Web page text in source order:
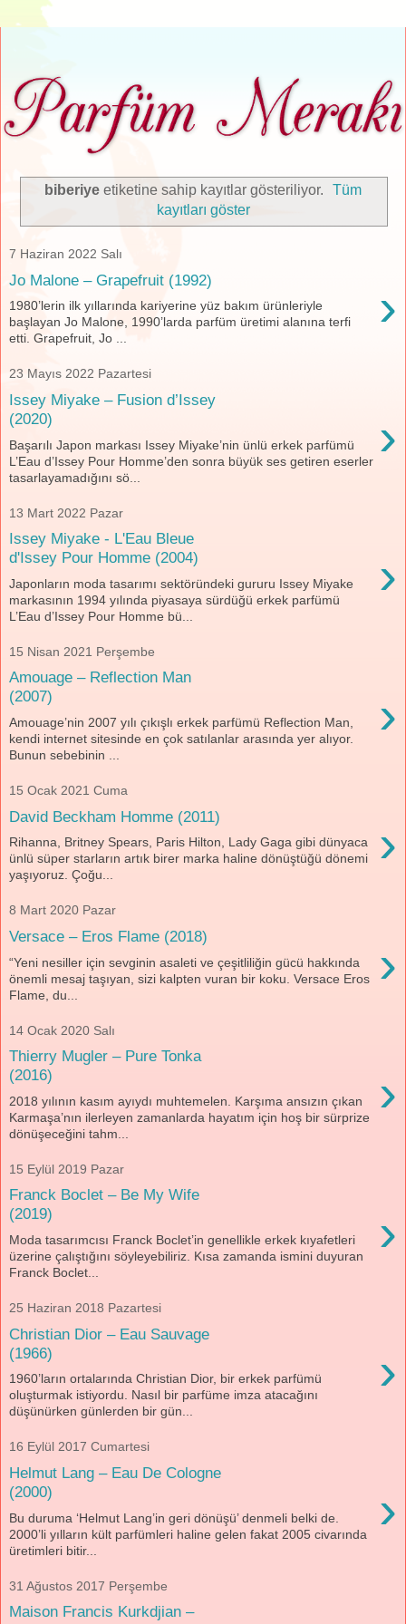
biberiyeetiketine sahip kayıtlar gösteriliyor.
Tüm
kayıtları göster
7 Haziran 2022 Salı
Jo Malone – Grapefruit (1992) ›
1980’lerin ilk yıllarında kariyerine yüz bakım ürünleriyle
başlayan Jo Malone, 1990’larda parfüm üretimi alanına terfi
etti. Grapefruit, Jo ...
23 Mayıs 2022 Pazartesi
Issey Miyake – Fusion d’Issey
(2020)
›
Başarılı Japon markası Issey Miyake’nin ünlü erkek parfümü
L’Eau d’Issey Pour Homme’den sonra büyük ses getiren eserler
tasarlayamadığını sö...
13 Mart 2022 Pazar
Issey Miyake - L'Eau Bleue
d'Issey Pour Homme (2004)
›
Japonların moda tasarımı sektöründeki gururu Issey Miyake
markasının 1994 yılında piyasaya sürdüğü erkek parfümü
L’Eau d’Issey Pour Homme bü...
15 Nisan 2021 Perşembe
Amouage – Reflection Man
(2007)
›
Amouage’nin 2007 yılı çıkışlı erkek parfümü Reflection Man,
kendi internet sitesinde en çok satılanlar arasında yer alıyor.
Bunun sebebinin ...
15 Ocak 2021 Cuma
David Beckham Homme (2011) ›
Rihanna, Britney Spears, Paris Hilton, Lady Gaga gibi dünyaca
ünlü süper starların artık birer marka haline dönüştüğü dönemi
yaşıyoruz. Çoğu...
8 Mart 2020 Pazar
Versace – Eros Flame (2018) ›
“Yeni nesiller için sevginin asaleti ve çeşitliliğin gücü hakkında
önemli mesaj taşıyan, sizi kalpten vuran bir koku. Versace Eros
Flame, du...
14 Ocak 2020 Salı
Thierry Mugler – Pure Tonka
(2016)
›
2018 yılının kasım ayıydı muhtemelen. Karşıma ansızın çıkan
Karmaşa’nın ilerleyen zamanlarda hayatım için hoş bir sürprize
dönüşeceğini tahm...
15 Eylül 2019 Pazar
Franck Boclet – Be My Wife
(2019)
›
Moda tasarımcısı Franck Boclet’in genellikle erkek kıyafetleri
üzerine çalıştığını söyleyebiliriz. Kısa zamanda ismini duyuran
Franck Boclet...
25 Haziran 2018 Pazartesi
Christian Dior – Eau Sauvage
(1966)
›
1960’ların ortalarında Christian Dior, bir erkek parfümü
oluşturmak istiyordu. Nasıl bir parfüme imza atacağını
düşünürken günlerden bir gün...
16 Eylül 2017 Cumartesi
Helmut Lang – Eau De Cologne
(2000)
›
Bu duruma ‘Helmut Lang’in geri dönüşü’ denmeli belki de.
2000’li yılların kült parfümleri haline gelen fakat 2005 civarında
üretimleri bitir...
31 Ağustos 2017 Perşembe
Maison Francis Kurkdjian –